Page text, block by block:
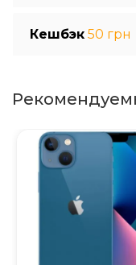
Кешбэк 50 грн